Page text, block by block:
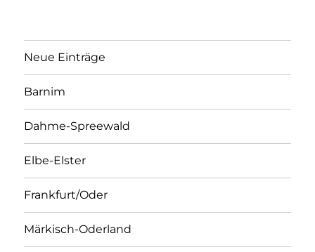
Neue Einträge
Barnim
Dahme-Spreewald
Elbe-Elster
Frankfurt/Oder
Märkisch-Oderland